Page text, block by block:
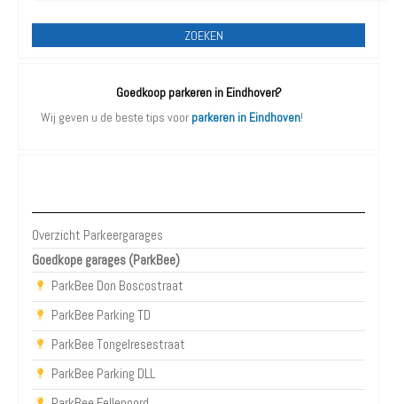
ZOEKEN
Goedkoop parkeren in Eindhoven?
Wij geven u de beste tips voor parkeren in Eindhoven!
Overzicht Parkeergarages
Goedkope garages (ParkBee)
ParkBee Don Boscostraat
ParkBee Parking TD
ParkBee Tongelresestraat
ParkBee Parking DLL